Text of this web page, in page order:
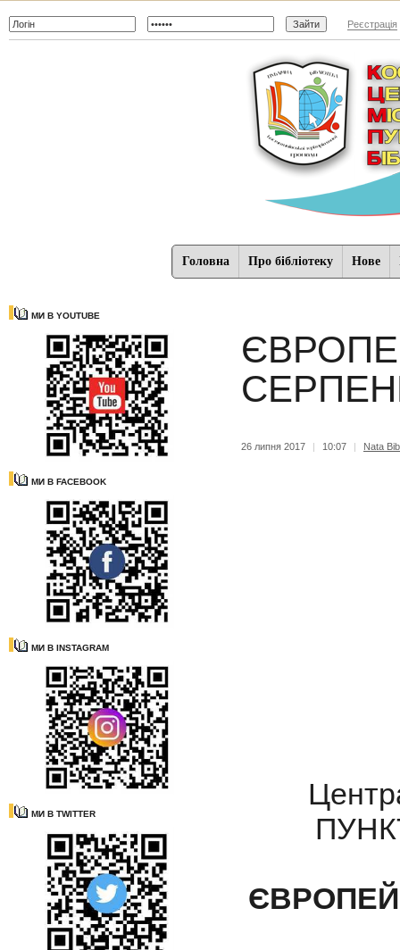
Реєстрація
Головна Про бібліотеку Нове
МИ В YOUTUBE
МИ В FACEBOOK
МИ В INSTAGRAM
МИ В TWITTER
26 липня 2017 | 10:07 | Nata